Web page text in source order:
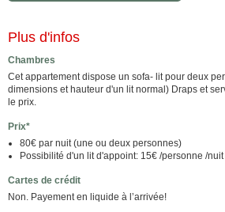
Plus d'infos
Chambres
Cet appartement dispose un sofa- lit pour deux
dimensions et hauteur d'un lit normal) Draps et
le prix.
Prix*
80€ par nuit (une ou deux personnes)
Possibilité d'un lit d'appoint: 15€ /personne /nuit
Cartes de crédit
Non. Payement en liquide à l’arrivée!